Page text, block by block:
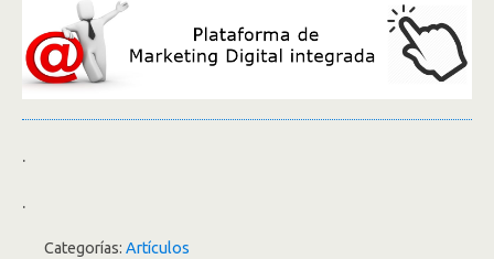
.
.
Categorías: Artículos